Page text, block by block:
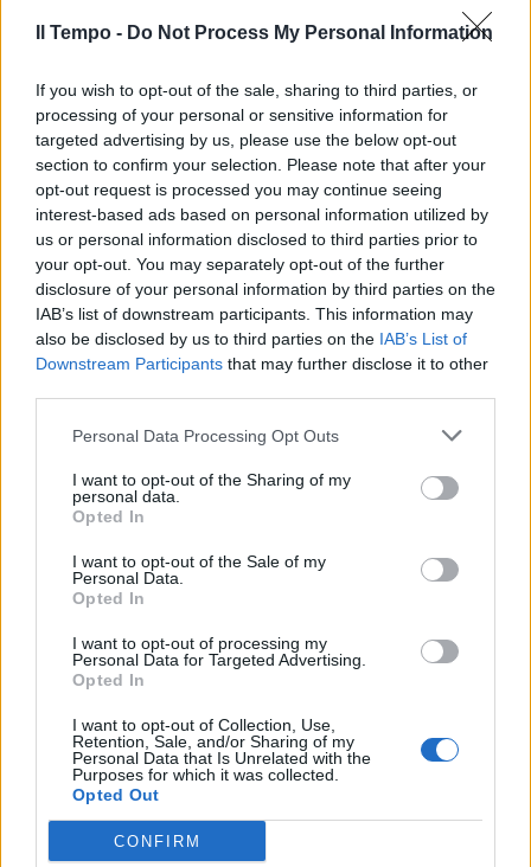
Il Tempo - Do Not Process My Personal Information
If you wish to opt-out of the sale, sharing to third parties, or
processing of your personal or sensitive information for
targeted advertising by us, please use the below opt-out
section to confirm your selection. Please note that after your
opt-out request is processed you may continue seeing
interest-based ads based on personal information utilized by
us or personal information disclosed to third parties prior to
your opt-out. You may separately opt-out of the further
disclosure of your personal information by third parties on the
IAB’s list of downstream participants. This information may
also be disclosed by us to third parties on the IAB’s List of
Downstream Participants that may further disclose it to other
Personal Data Processing Opt Outs
I want to opt-out of the Sharing of my
personal data.
Opted In
I want to opt-out of the Sale of my
Personal Data.
Opted In
I want to opt-out of processing my
Personal Data for Targeted Advertising.
Opted In
I want to opt-out of Collection, Use,
Retention, Sale, and/or Sharing of my
Personal Data that Is Unrelated with the
Purposes for which it was collected.
Opted Out
CONFIRM